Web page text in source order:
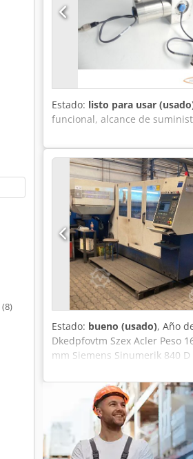
(8)
Estado: listo para usar
funcional, alcance de
Estado: bueno (usado), Año
Dkedpfovtm Szex Acler Peso
mm Siemens Sinumerik 840
Avance 3400 mm
todos los servicios. NC:
Parámetros técnicos:-
de funcionamiento
mm * Altura incluida la
Pr): 1500 x 1000 x 1000 mm